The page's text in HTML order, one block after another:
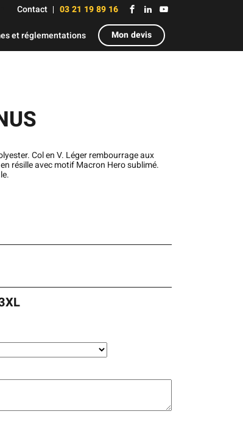
Contact 03 21 19 89 16
et réglementations Mon devis
Col en V. Léger rembourrage aux
résille avec motif Macron Hero sublimé.